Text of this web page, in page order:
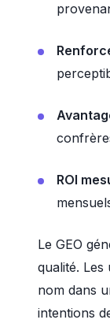
ROI
Le GEO
qualité.
nom dans
intentions